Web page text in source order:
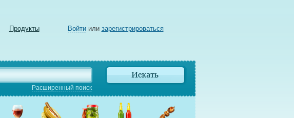
Продукты Войтиили зарегистрироваться
Расширенный поиск